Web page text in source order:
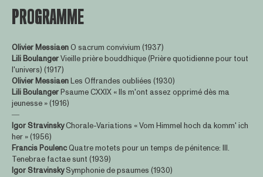
PROGRAMME
Olivier MessiaenO sacrum convivium (1937)
Lili BoulangerVieille prière bouddhique (Prière quotidienne pour tout
l'univers) (1917)
Olivier MessiaenLes Offrandes oubliées (1930)
Lili BoulangerPsaume CXXIX « Ils m'ont assez opprimé dès ma
jeunesse » (1916)
―
Igor StravinskyChorale-Variations « Vom Himmel hoch da komm' ich
her » (1956)
Francis PoulencQuatre motets pour un temps de pénitence: III.
Tenebrae factae sunt (1939)
Igor StravinskySymphonie de psaumes (1930)